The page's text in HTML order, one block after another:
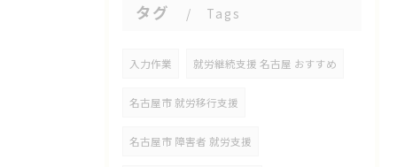
タグ Tags
入力作業 就労継続支援 名古屋 おすすめ
名古屋市 就労移行支援
名古屋市 障害者 就労支援